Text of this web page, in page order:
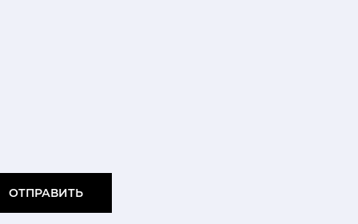
ОТПРАВИТЬ